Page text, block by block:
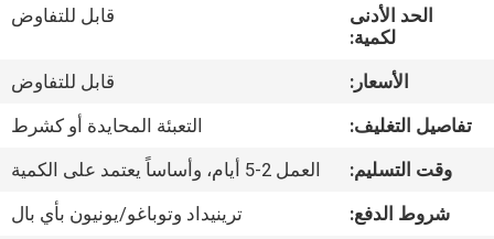
مراقبة
الجودة
اتصل
الحد الأدنى
لكمية:
قابل للتفاوض
الأسعار:
قابل للتفاوض
تفاصيل التغليف:
التعبئة المحايدة أو كشرط
وقت التسليم:
العمل 2-5 أيام، وأساساً يعتمد على الكمية
شروط الدفع:
ترينيداد وتوباغو/يونيون بأي بال